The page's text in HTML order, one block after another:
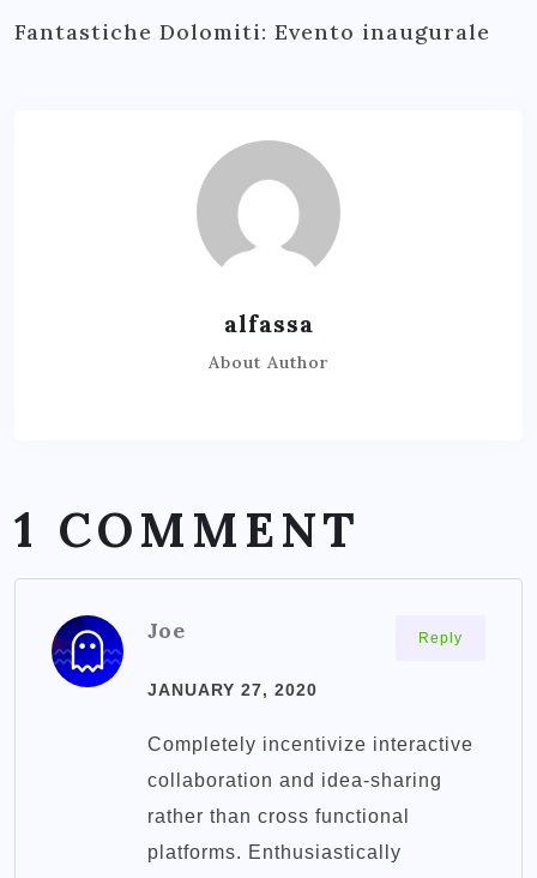
Fantastiche Dolomiti: Evento inaugurale
alfassa
About Author
1 COMMENT
Joe
JANUARY 27, 2020
Completely incentivize interactive
collaboration and idea-sharing
rather than cross functional
platforms. Enthusiastically
Reply